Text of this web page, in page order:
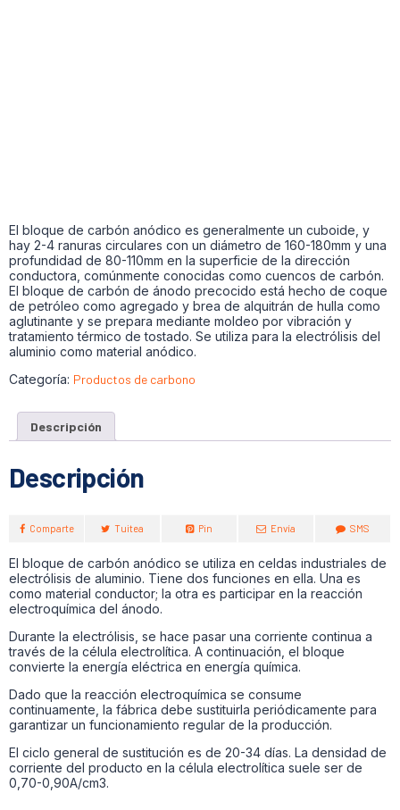
El bloque de carbón anódico es generalmente un cuboide, y
hay 2-4 ranuras circulares con un diámetro de 160-180mm y una
profundidad de 80-110mm en la superficie de la dirección
conductora, comúnmente conocidas como cuencos de carbón.
El bloque de carbón de ánodo precocido está hecho de coque
de petróleo como agregado y brea de alquitrán de hulla como
aglutinante y se prepara mediante moldeo por vibración y
tratamiento térmico de tostado. Se utiliza para la electrólisis del
aluminio como material anódico.
Categoría: Productos de carbono
Descripción
Descripción
Comparte Tuitea Pin Envía SMS
El bloque de carbón anódico se utiliza en celdas industriales de
electrólisis de aluminio. Tiene dos funciones en ella. Una es
como material conductor; la otra es participar en la reacción
electroquímica del ánodo.
Durante la electrólisis, se hace pasar una corriente continua a
través de la célula electrolítica. A continuación, el bloque
convierte la energía eléctrica en energía química.
Dado que la reacción electroquímica se consume
continuamente, la fábrica debe sustituirla periódicamente para
garantizar un funcionamiento regular de la producción.
El ciclo general de sustitución es de 20-34 días. La densidad de
corriente del producto en la célula electrolítica suele ser de
0,70-0,90A/cm3.